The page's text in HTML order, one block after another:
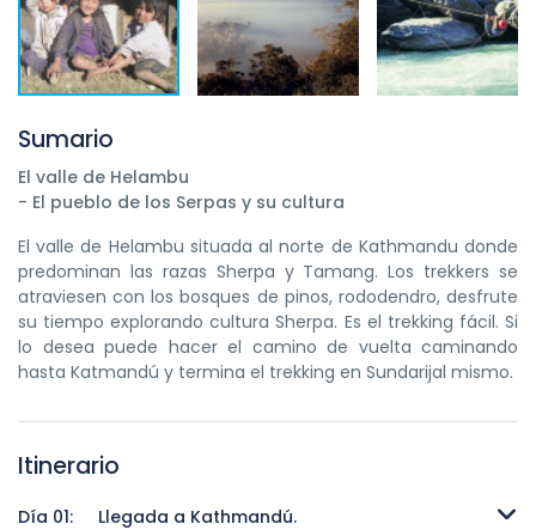
Sumario
El valle de Helambu
- El pueblo de los Serpas y su cultura
El valle de Helambu situada al norte de Kathmandu donde
predominan las razas Sherpa y Tamang. Los trekkers se
atraviesen con los bosques de pinos, rododendro, desfrute
su tiempo explorando cultura Sherpa. Es el trekking fácil. Si
lo desea puede hacer el camino de vuelta caminando
hasta Katmandú y termina el trekking en Sundarijal mismo.
Itinerario
Día 01: Llegada a Kathmandú.